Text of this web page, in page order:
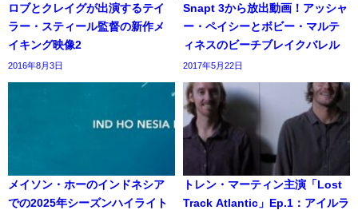
ロブとクレイグが出演するテイ
ラー・スティール監督の新作メ
イキング映像2
2016年8月3日
Snapt 3から放出動画！アッシャ
ー・ペイシーとボビー・マルテ
ィネスのビーチブレイクバレル
2017年5月22日
メイソン・ホーのインドネシア
での2025年シーズンハイライト
トレン・マーティン主演「Lost
Track Atlantic」Ep.1：アイルラ